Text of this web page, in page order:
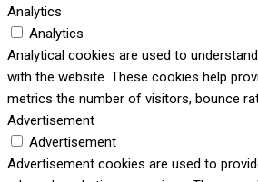
Analytics
Analytics
Analytical cookies are used to
with the website. These cookies help
metrics the number of visitors, bounce
Advertisement
Advertisement
Advertisement cookies are used to